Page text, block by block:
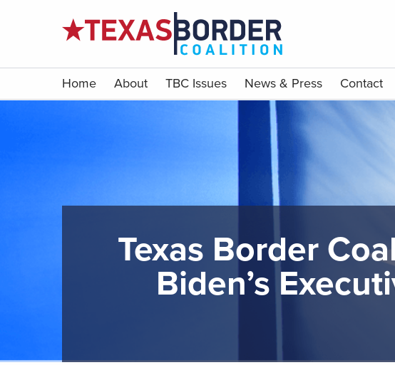
Home About TBC Issues News & Press Contact
Texas Border
Biden’s